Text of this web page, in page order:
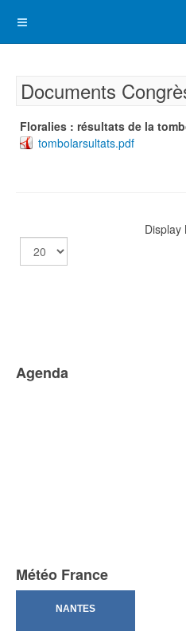
Documents
Floralies : résultats de la
tombolarsultats.pdf
Display
Agenda
Météo France